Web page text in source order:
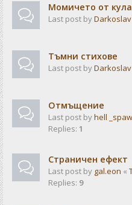
Момичето от
Last post byDarkoslav
Тъмни стихове
Last post byDarkoslav
Отмъщение
Last post byhell
Replies: 1
Страничен ефект
Last post by gal.eon «
Replies: 9